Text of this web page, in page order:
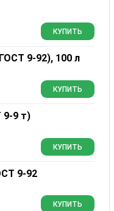
КУПИТЬ
9-92), 100 л
КУПИТЬ
9-9 т)
КУПИТЬ
9-92
КУПИТЬ